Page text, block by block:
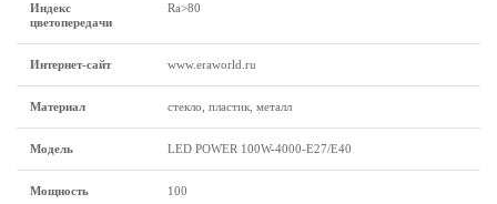
Индекс
цветопередачи
Ra>80
Интернет-сайт www.eraworld.ru
Материал стекло, пластик, металл
Модель LED POWER 100W-4000-E27/E40
Мощность 100